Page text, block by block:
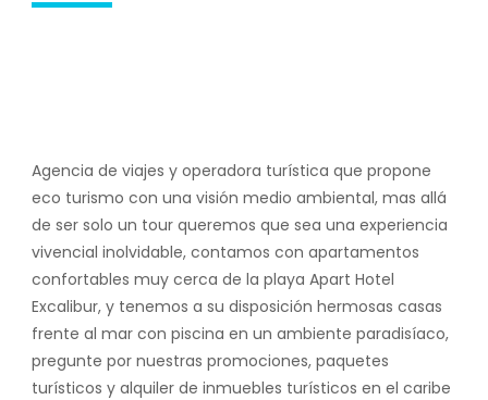
Agencia de viajes y operadora turística que propone
eco turismo con una visión medio ambiental, mas allá
de ser solo un tour queremos que sea una experiencia
vivencial inolvidable, contamos con apartamentos
confortables muy cerca de la playa Apart Hotel
Excalibur, y tenemos a su disposición hermosas casas
frente al mar con piscina en un ambiente paradisíaco,
pregunte por nuestras promociones, paquetes
turísticos y alquiler de inmuebles turísticos en el caribe